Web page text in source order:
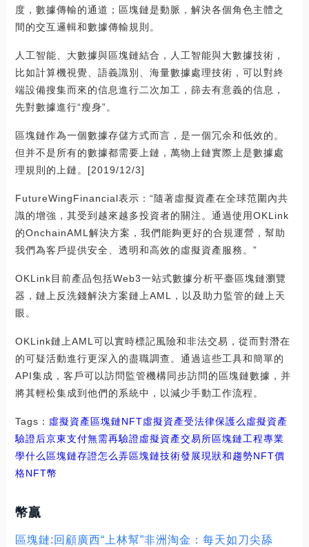
度，數據傳輸的通道；區塊鏈是動脈，解決各個角色主體之
間的交互邏輯和數據傳輸規則。
人工智能、大數據與區塊鏈結合，人工智能與大數據技術，
比如計算機視覺、語義識別、海量數據處理技術，可以對終
端設備搜集而來的信息進行二次加工，篩去有意義的信息，
先對數據進行“瘦身”。
區塊鏈作為一個數據存儲方式而言，是一個冗余和低效的。
但并不是所有的數據都需要上鏈，萬物上鏈實際上是數據處
理規則的上鏈。[2019/12/3]
FutureWingFinancial表示：“隨著虛擬資產在全球范圍內共
識的增強，其受到越來越多投資者的關注。通過使用OKLink
的OnchainAML解決方案，我們能夠更好的合規運營，幫助
我們為客戶提供安全、透明和高效的虛擬資產服務。”
OKLink目前產品包括Web3一站式數據分析平臺區塊鏈瀏覽
器，鏈上反洗錢解決方案鏈上AML，以及助力監管的鏈上天
眼。
OKLink鏈上AML可以實時標記風險和非法交易，從而對潛在
的可疑活動進行更深入的盡職調查。通過這些工具和簡單的
API集成，客戶可以訪問監管機構同步訪問的區塊鏈數據，并
將其輕松集成到他們的系統中，以減少手動工作流程。
Tags： 虛擬資產區塊鏈NFT虛擬資產受法律保護么虛擬資產
驗證后京東支付無需再驗證虛擬資產交易所區塊鏈工程專業
學什么 區塊鏈存證怎么弄區塊鏈技術發展現狀和趨勢NFT價
格NFT幣
幣贏
區塊鏈:回顧廣西“上林幫”非洲淘金：每天如刀尖舔